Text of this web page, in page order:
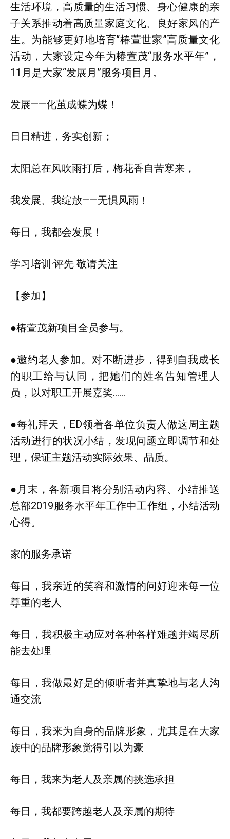
生活环境，高质量的生活习惯、身心健康的亲
子关系推动着高质量家庭文化、良好家风的产
生。为能够更好地培育“椿萱世家”高质量文化
活动，大家设定今年为椿萱茂“服务水平年”，
11月是大家“发展月”服务项目月。
发展——化茧成蝶为蝶！
日日精进，务实创新；
太阳总在风吹雨打后，梅花香自苦寒来，
我发展、我绽放——无惧风雨！
每日，我都会发展！
学习培训·评先 敬请关注
【参加】
●椿萱茂新项目全员参与。
●邀约老人参加。对不断进步，得到自我成长
的职工给与认同，把她们的姓名告知管理人
员，以对职工开展嘉奖……
●每礼拜天，ED领着各单位负责人做这周主题
活动进行的状况小结，发现问题立即调节和处
理，保证主题活动实际效果、品质。
●月末，各新项目将分别活动内容、小结推送
总部2019服务水平年工作中工作组，小结活动
心得。
家的服务承诺
每日，我亲近的笑容和激情的问好迎来每一位
尊重的老人
每日，我积极主动应对各种各样难题并竭尽所
能去处理
每日，我做最好是的倾听者并真挚地与老人沟
通交流
每日，我来为自身的品牌形象，尤其是在大家
族中的品牌形象觉得引以为豪
每日，我来为老人及亲属的挑选承担
每日，我都要跨越老人及亲属的期待